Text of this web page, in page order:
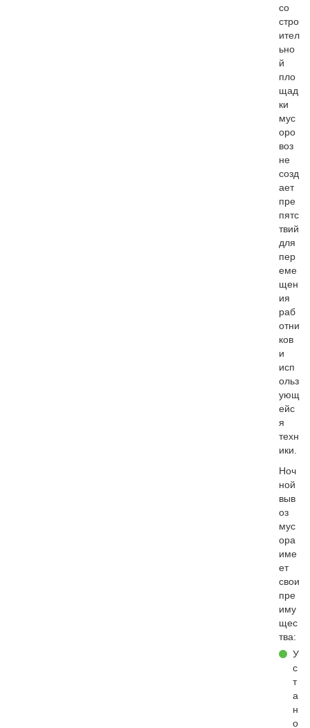
со
стро
ител
ьно
й
пло
щад
ки
мус
оро
воз
не
созд
ает
пре
пятс
твий
для
пер
еме
щен
ия
раб
отни
ков
и
исп
ольз
ующ
ейс
я
техн
ики.
Ноч
ной
выв
оз
мус
ора
име
ет
свои
пре
иму
щес
тва:
У
с
т
а
н
о